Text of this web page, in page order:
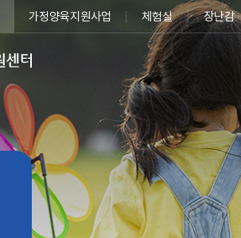
가정양육지원사업 체험실 장난감